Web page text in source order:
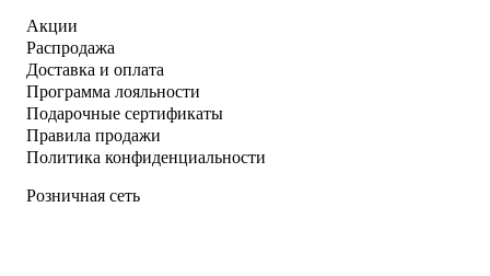
Акции
Распродажа
Доставка и оплата
Программа лояльности
Подарочные сертификаты
Правила продажи
Политика конфиденциальности
Розничная сеть